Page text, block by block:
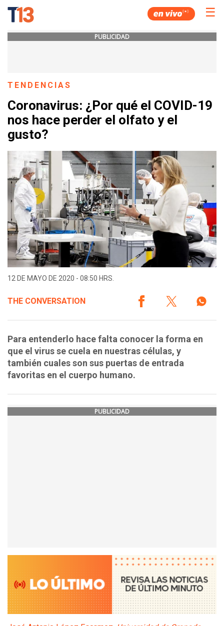
☰
PUBLICIDAD
TENDENCIAS
Coronavirus: ¿Por qué el COVID-19
nos hace perder el olfato y el
gusto?
12 DE MAYO DE 2020 - 08:50 HRS.
THE CONVERSATION
Para entenderlo hace falta conocer la forma en
que el virus se cuela en nuestras células, y
también cuales son sus puertas de entrada
favoritas en el cuerpo humano.
PUBLICIDAD